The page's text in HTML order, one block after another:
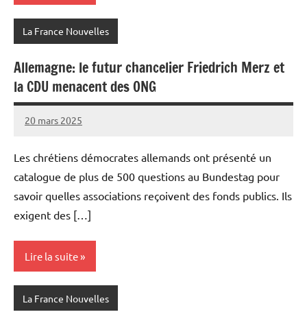
La France Nouvelles
Allemagne: le futur chancelier Friedrich Merz et
la CDU menacent des ONG
20 mars 2025
Admins
Les chrétiens démocrates allemands ont présenté un
catalogue de plus de 500 questions au Bundestag pour
savoir quelles associations reçoivent des fonds publics. Ils
exigent des […]
Lire la suite
La France Nouvelles